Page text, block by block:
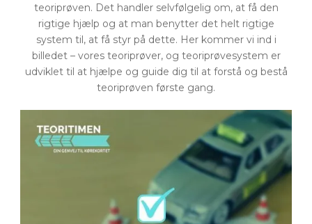
teoriprøven. Det handler selvfølgelig om, at få den
rigtige hjælp og at man benytter det helt rigtige
system til, at få styr på dette. Her kommer vi ind i
billedet – vores teoriprøver, og teoriprøvesystem er
udviklet til at hjælpe og guide dig til at forstå og bestå
teoriprøven første gang.